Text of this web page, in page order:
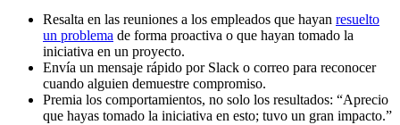
Resalta en las reuniones a los empleados que hayan resuelto
un problema de forma proactiva o que hayan tomado la
iniciativa en un proyecto.
Envía un mensaje rápido por Slack o correo para reconocer
cuando alguien demuestre compromiso.
Premia los comportamientos, no solo los resultados: “Aprecio
que hayas tomado la iniciativa en esto; tuvo un gran impacto.”